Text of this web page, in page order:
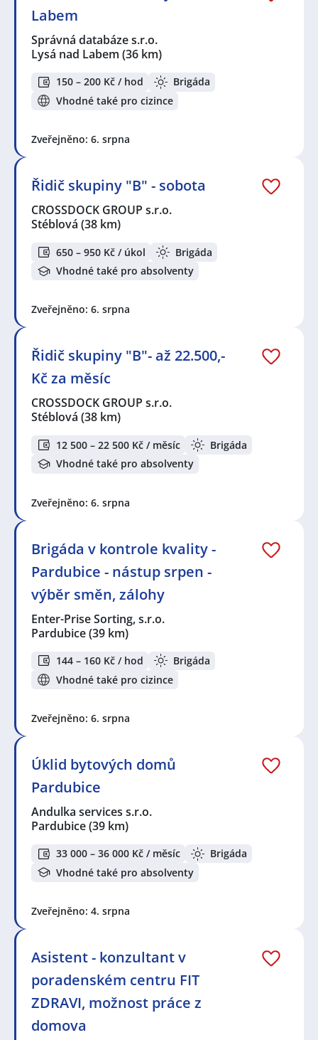
Labem
Správná databáze s.r.o.
Lysá nad Labem (36 km)
150 – 200 Kč / hod
Brigáda
Vhodné také pro cizince
Zveřejněno: 6. srpna
Řidič skupiny "B" - sobota
CROSSDOCK GROUP s.r.o.
Stéblová (38 km)
650 – 950 Kč / úkol
Brigáda
Vhodné také pro absolventy
Zveřejněno: 6. srpna
Řidič skupiny "B"- až 22.500,-
Kč za měsíc
CROSSDOCK GROUP s.r.o.
Stéblová (38 km)
12 500 – 22 500 Kč / měsíc
Brigáda
Vhodné také pro absolventy
Zveřejněno: 6. srpna
Brigáda v kontrole kvality -
Pardubice - nástup srpen -
výběr směn, zálohy
Enter-Prise Sorting, s.r.o.
Pardubice(39 km)
144 – 160 Kč / hod
Brigáda
Vhodné také pro cizince
Zveřejněno: 6. srpna
Úklid bytových domů
Pardubice
Andulka services s.r.o.
Pardubice(39 km)
33 000 – 36 000 Kč / měsíc
Brigáda
Vhodné také pro absolventy
Zveřejněno: 4. srpna
Asistent - konzultant v
poradenském centru FIT
ZDRAVI, možnost práce z
domova